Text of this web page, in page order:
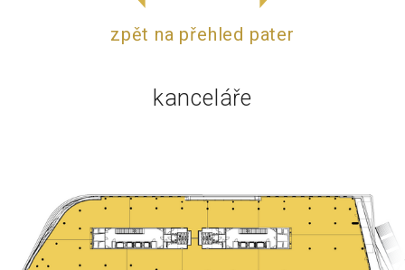
zpět na přehled pater
kanceláře